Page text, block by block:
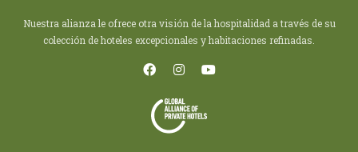
Nuestra alianza le ofrece otra visión de la hospitalidad a través de su
colección de hoteles excepcionales y habitaciones refinadas.